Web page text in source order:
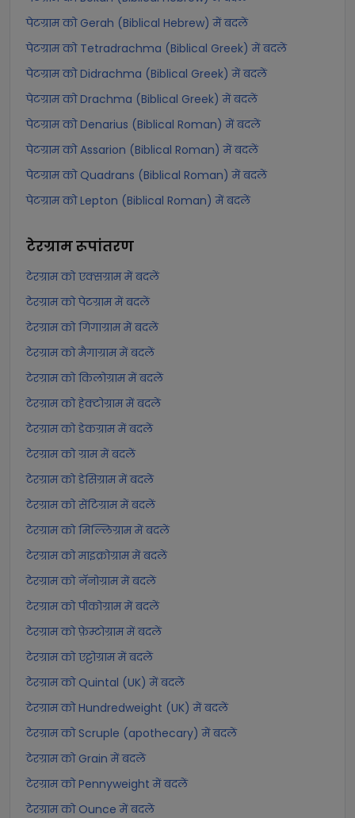
पेटग्राम को Gerah (Biblical Hebrew) में बदलें
पेटग्राम को Tetradrachma (Biblical Greek) में बदलें
पेटग्राम को Didrachma (Biblical Greek) में बदलें
पेटग्राम को Drachma (Biblical Greek) में बदलें
पेटग्राम को Denarius (Biblical Roman) में बदलें
पेटग्राम को Assarion (Biblical Roman) में बदलें
पेटग्राम को Quadrans (Biblical Roman) में बदलें
पेटग्राम को Lepton (Biblical Roman) में बदलें
टेरग्रामरूपांतरण
टेरग्राम को एक्सग्राम में बदलें
टेरग्राम को पेटग्राम में बदलें
टेरग्राम को गिगाग्राम में बदलें
टेरग्राम को मैगाग्राम में बदलें
टेरग्राम को किलोग्राम में बदलें
टेरग्राम को हेक्टोग्राम में बदलें
टेरग्राम को डेकग्राम में बदलें
टेरग्राम को ग्राम में बदलें
टेरग्राम को डेसिग्राम में बदलें
टेरग्राम को सेंटिग्राम में बदलें
टेरग्राम को मिल्लिग्राम में बदलें
टेरग्राम को माइक्रोग्राम में बदलें
टेरग्राम को नॅनोग्राम में बदलें
टेरग्राम को पीकोग्राम में बदलें
टेरग्राम को फ़ेम्टोग्राम में बदलें
टेरग्राम को एट्टोग्राम में बदलें
टेरग्राम को Quintal (UK) में बदलें
टेरग्राम को Hundredweight (UK) में बदलें
टेरग्राम को Scruple (apothecary) में बदलें
टेरग्राम को Grain में बदलें
टेरग्राम को Pennyweight में बदलें
टेरग्राम को Ounce में बदलें